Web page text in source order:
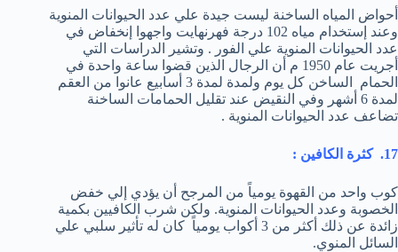
أحواض المياه الساخنة ليست جيدة علي عدد الحيوانات المنوية
وعند إستخدام مياه 102 درجة فهرنهايت واجهوا إنخفاض في
عدد الحيوانات المنوية علي الفور . وتشير الدراسات التي
أجريت عام 1950 م أن الرجال الذين قضوا ساعة واحدة في
الحمام الساخن كل يوم ولمدة لمدة 3 أسابيع عانوا من العقم
لمدة 6 أشهر وفي النقيض عند تقليل الحمامات الساخنة
تضاعف عدد الحيوانات المنوية .
17. كثرة الكافين :
كوب واحد من القهوة يومياً من المرجح أن يؤدي إلي خفض
الخصوبة وعدد الحيوانات المنوية. ولكن شرب الكافيين بكمية
زائدة عن ذلك أكثر من 3 أكواب يومياً كان له تأثير سلبي علي
السائل المنوي.